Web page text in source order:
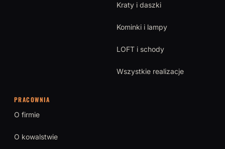
Kraty i daszki
Kominki i lampy
LOFT i schody
Wszystkie realizacje
PRACOWNIA
O firmie
O kowalstwie